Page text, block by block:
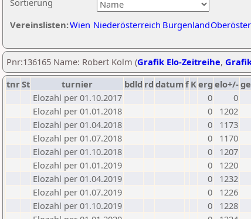
Sortierung
Vereinslisten:Wien Niederösterreich Burgenland
Pnr:136165 Name: Robert Kolm (Grafik Elo-Zeitreihe,
tnrSt turnier bdld rd datumf Kerg elo+/-
Elozahl per 01.10.2017
0
0
Elozahl per 01.01.2018
0
1202
Elozahl per 01.04.2018
0
1173
Elozahl per 01.07.2018
0
1170
Elozahl per 01.10.2018
0
1207
Elozahl per 01.01.2019
0
1220
Elozahl per 01.04.2019
0
1232
Elozahl per 01.07.2019
0
1226
Elozahl per 01.10.2019
0
1228